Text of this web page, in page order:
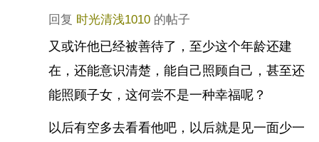
时光清浅1010
又或许他已经被善待了，至少这个年龄还建
在，还能意识清楚，能自己照顾自己，甚至还
能照顾子女，这何尝不是一种幸福呢？
以后有空多去看看他吧，以后就是见一面少一